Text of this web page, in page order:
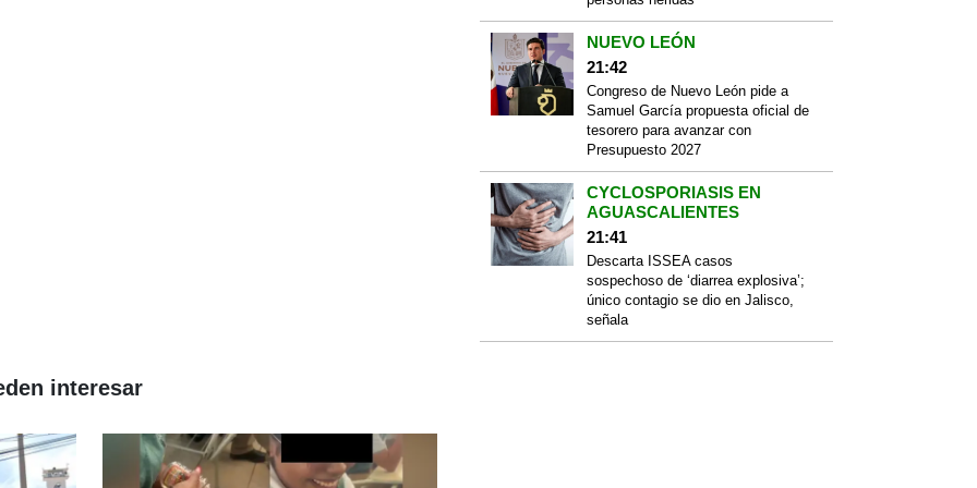
NUEVO LEÓN
21:42
Congreso de Nuevo León pide a
Samuel García propuesta oficial de
tesorero para avanzar con
Presupuesto 2027
CYCLOSPORIASIS EN
AGUASCALIENTES
21:41
Descarta ISSEA casos
sospechoso de ‘diarrea explosiva’;
único contagio se dio en Jalisco,
señala
interesar